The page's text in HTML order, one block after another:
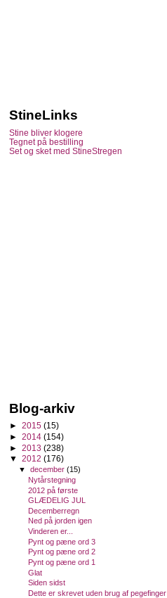
StineLinks
Stine bliver klogere
Tegnet på bestilling
Set og sket med StineStregen
Blog-arkiv
► 2015 (15)
► 2014 (154)
► 2013 (238)
▼ 2012 (176)
▼december(15)
Nytårstegning
2012 på første
GLÆDELIG JUL
Decemberregn
Ned på jorden igen
Vinderen er...
Pynt og pæne ord 3
Pynt og pæne ord 2
Pynt og pæne ord 1
Glat
Siden sidst
Dette er skrevet uden brug af pegefinger